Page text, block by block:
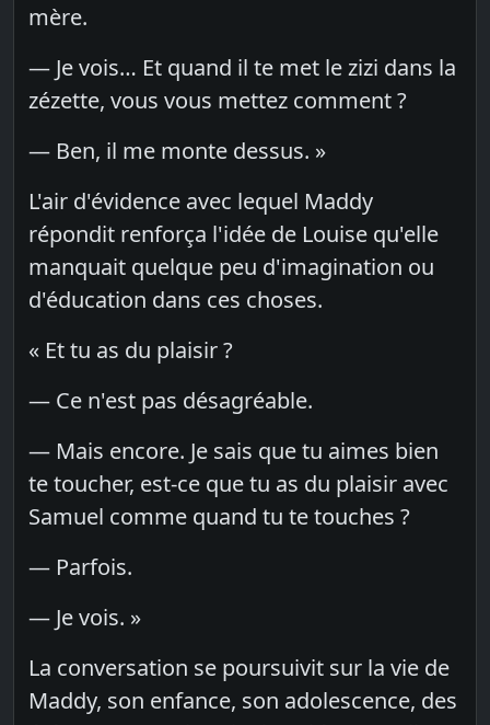
mère.
— Je vois… Et quand il te met le zizi dans la
zézette, vous vous mettez comment ?
— Ben, il me monte dessus. »
L'air d'évidence avec lequel Maddy
répondit renforça l'idée de Louise qu'elle
manquait quelque peu d'imagination ou
d'éducation dans ces choses.
« Et tu as du plaisir ?
— Ce n'est pas désagréable.
— Mais encore. Je sais que tu aimes bien
te toucher, est-ce que tu as du plaisir avec
Samuel comme quand tu te touches ?
— Parfois.
— Je vois. »
La conversation se poursuivit sur la vie de
Maddy, son enfance, son adolescence, des